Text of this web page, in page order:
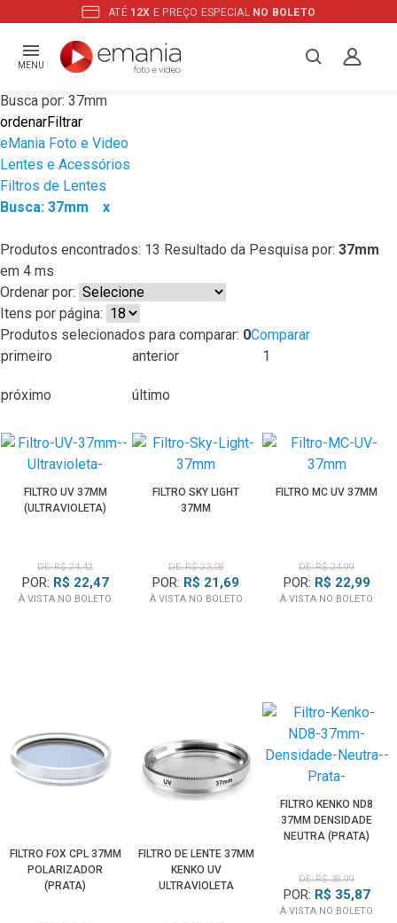
ATÉ 12X E PREÇO ESPECIAL NO BOLETO
MENU
Busca por: 37mm
ordenarFiltrar
eMania Foto e Video
Lentes e Acessórios
Filtros de Lentes
Busca: 37mm
x
Produtos encontrados: 13 Resultado da Pesquisa por: 37mm
em 4 ms
Ordenar por:
Itens por página:
Produtos selecionados para comparar: 0Comparar
primeiro
anterior 1
próximo último
FILTRO UV 37MM
(ULTRAVIOLETA)
DE: R$ 24,42
POR: R$ 22,47
À VISTA NO BOLETO
FILTRO SKY LIGHT
37MM
DE: R$ 23,58
POR: R$ 21,69
À VISTA NO BOLETO
FILTRO MC UV 37MM
DE: R$ 24,99
POR: R$ 22,99
À VISTA NO BOLETO
FILTRO FOX CPL 37MM
POLARIZADOR
(PRATA)
FILTRO DE LENTE 37MM
KENKO UV
ULTRAVIOLETA
FILTRO KENKO ND8
37MM DENSIDADE
NEUTRA (PRATA)
DE: R$ 38,99
POR: R$ 35,87
À VISTA NO BOLETO